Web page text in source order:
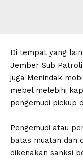
Di tempat yang
Jember Sub
juga Menindak
mebel melebihi
pengemudi pickup
Pengemudi atau
batas muatan dan
dikenakan sanksi